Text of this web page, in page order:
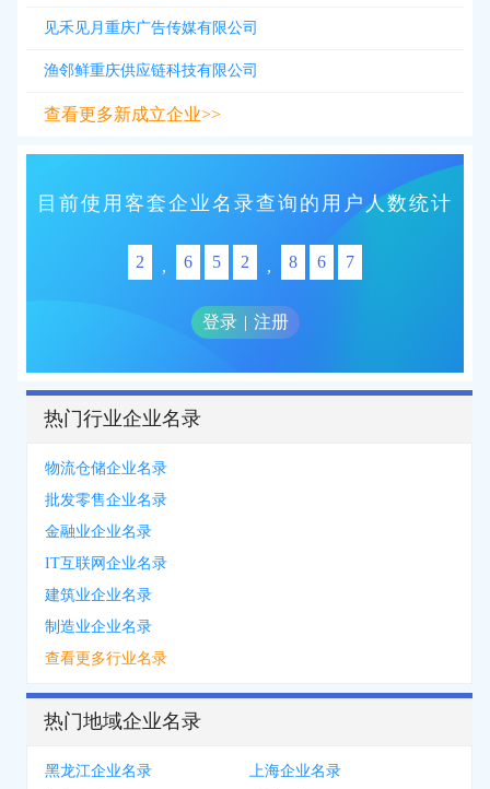
见禾见月重庆广告传媒有限公司
渔邻鲜重庆供应链科技有限公司
查看更多新成立企业>>
目前使用客套企业名录查询的用户人数统计
2 , 6 5 2 , 8 6 7
登录 | 注册
热门行业企业名录
物流仓储企业名录
批发零售企业名录
金融业企业名录
IT互联网企业名录
建筑业企业名录
制造业企业名录
查看更多行业名录
热门地域企业名录
黑龙江企业名录
上海企业名录